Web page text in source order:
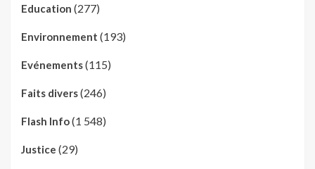
Education (277)
Environnement (193)
Evénements(115)
Faits divers(246)
Flash Info(1 548)
Justice (29)